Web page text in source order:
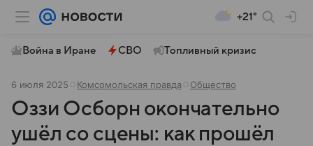
+21°
Война в Иране СВО Топливный кризис
6 июля 2025 Комсомольская правда Общество
Оззи Осборн окончательно
ушёл со сцены: как прошёл